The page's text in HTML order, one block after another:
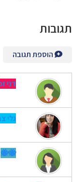
תגובות
הוספת תגובה
דני
גלי
🐝🐝BeeBee